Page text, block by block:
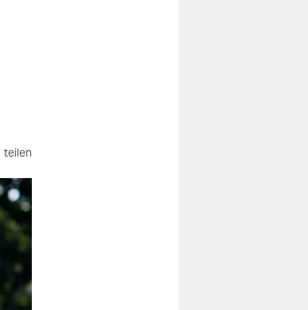
teilen